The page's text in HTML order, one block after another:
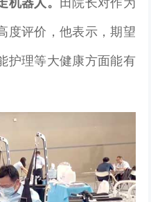
机器人。 田院长对作为
度评价，他表示，期望
护理等大健康方面能有